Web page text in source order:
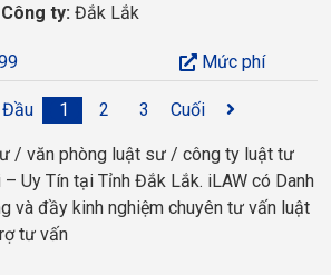
ty: Đắk Lắk
Mức phí
Đầu 1 2 3 Cuối
/ văn phòng luật sư / công ty luật tư
Uy Tín tại Tỉnh Đắk Lắk. iLAW có Danh
và đầy kinh nghiệm chuyên tư vấn luật
tư vấn